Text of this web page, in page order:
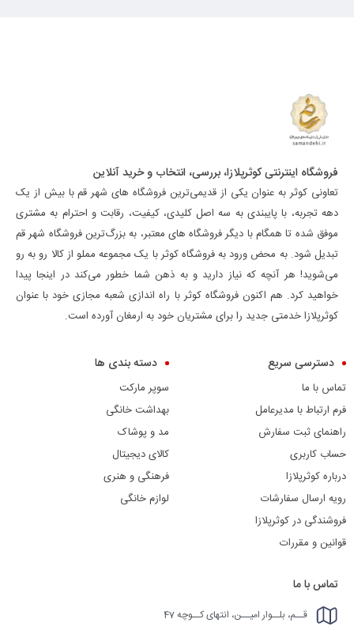
فروشگاه اینترنتی کوثرپلازا، بررسی، انتخاب و خرید آنلاین
تعاونی کوثر به عنوان یکی از قدیمی‌ترین فروشگاه های شهر قم با بیش از یک
دهه تجربه، با پایبندی به سه اصل کلیدی، کیفیت، رقابت و احترام به مشتری
موفق شده تا همگام با دیگر فروشگاه های معتبر، به بزرگ‌ترین فروشگاه شهر قم
تبدیل شود. به محض ورود به فروشگاه کوثر با یک مجموعه مملو از کالا رو به رو
می‌شوید! هر آنچه که نیاز دارید و به ذهن شما خطور می‌کند در اینجا پیدا
خواهید کرد. هم اکنون فروشگاه کوثر با راه اندازی شعبه مجازی خود با عنوان
کوثرپلازا خدمتی جدید را برای مشتریان خود به ارمغان آورده است.
دسترسی سریع
تماس با ما
فرم ارتباط با مدیرعامل
راهنمای ثبت سفارش
حساب کاربری
درباره کوثرپلازا
رویه ارسال سفارشات
فروشندگی در کوثرپلازا
قوانین و مقررات
دسته بندی ها
سوپر مارکت
بهداشت خانگی
مد و پوشاک
کالای دیجیتال
فرهنگی و هنری
لوازم خانگی
تماس با ما
قــم، بلــوار امیــن، انتهای کــوچه 47